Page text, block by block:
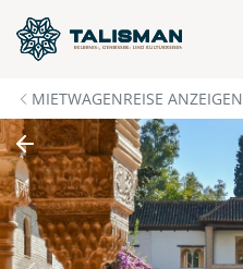
MIETWAGENREISE ANZEIGEN